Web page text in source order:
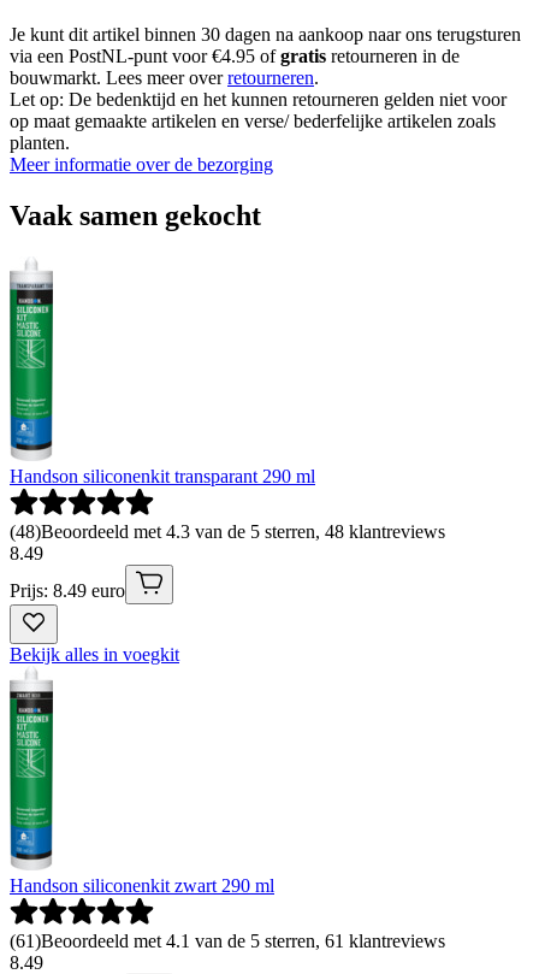
Je kunt dit artikel binnen 30 dagen na aankoop naar ons terugsturen
via een PostNL-punt voor €4.95 ofgratis retourneren in de
bouwmarkt. Lees meer overretourneren.
Let op: De bedenktijd en het kunnen retourneren gelden niet voor
op maat gemaakte artikelen en verse/ bederfelijke artikelen zoals
planten.
Meer informatie over de bezorging
Vaak samen gekocht
Handson siliconenkit transparant 290 ml
(48)Beoordeeld met 4.3 van de 5 sterren, 48 klantreviews
8.49
Prijs: 8.49 euro
Bekijk alles in voegkit
Handson siliconenkit zwart 290 ml
(61)Beoordeeld met 4.1 van de 5 sterren, 61 klantreviews
8.49